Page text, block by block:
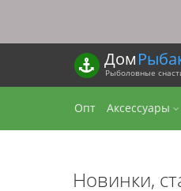
Дом
Рыболовные
Опт Аксессуары
Новинки,